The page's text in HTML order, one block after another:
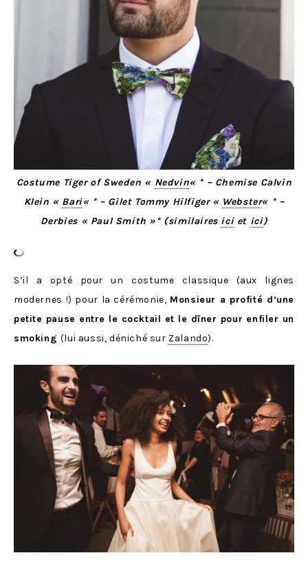
Costume Tiger of Sweden « Nedvin« * – Chemise Calvin
Klein « Bari« * – Gilet Tommy Hilfiger « Webster« * –
Derbies « Paul Smith »* (similaires iciet ici)
S’il a opté pour un costume classique (aux lignes
modernes !) pour la cérémonie, Monsieur a profité d’une
petite pause entre le cocktail et le dîner pour enfiler un
smoking (lui aussi, déniché sur Zalando).